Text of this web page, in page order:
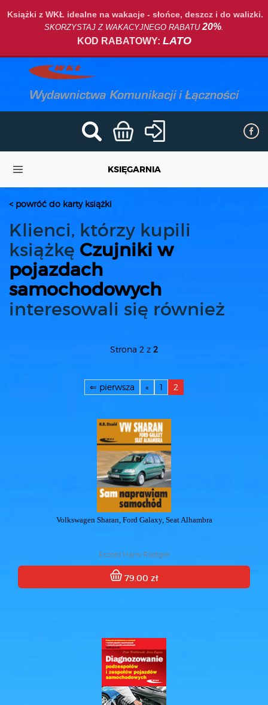
Książki z WKŁ idealne na wakacje - słońce, deszcz i do walizki.
SKORZYSTAJ Z WAKACYJNEGO RABATU20%.
KOD RABATOWY: LATO
KSIĘGARNIA
< powróć do karty książki
Klienci, którzy kupili
książkę Czujniki w
pojazdach
samochodowych
interesowali się również
Strona 2 z 2
⇐ pierwsza « 1 2
Volkswagen Sharan, Ford Galaxy, Seat Alhambra
Etzold Hans-Rüdiger
79.00 zł